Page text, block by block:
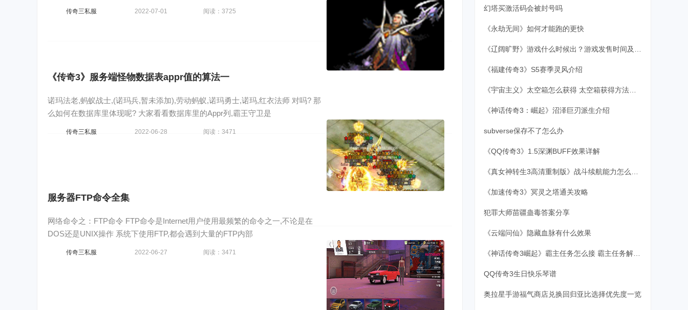
传奇三私服 2022-07-01 阅读：3725
《传奇3》服务端怪物数据表appr值的算法一
诺玛法老,蚂蚁战士,(诺玛兵,暂未添加),劳动蚂蚁,诺玛勇士,诺玛,红衣法师 对吗? 那
么如何在数据库里体现呢? 大家看看数据库里的Appr列,霸王守卫是
传奇三私服 2022-06-28 阅读：3471
服务器FTP命令全集
网络命令之：FTP命令 FTP命令是Internet用户使用最频繁的命令之一,不论是在
DOS还是UNIX操作 系统下使用FTP,都会遇到大量的FTP内部
传奇三私服 2022-06-27 阅读：3471
幻塔买激活码会被封号吗
《永劫无间》如何才能跑的更快
《福建传奇3》S5赛季灵风介绍
《宇宙主义》太空箱怎么获得 太空箱获得方法介绍
《神话传奇3：崛起》沼泽巨刃派生介绍
subverse保存不了怎么办
《QQ传奇3》1.5深渊BUFF效果详解
《加速传奇3》冥灵之塔通关攻略
犯罪大师苗疆蛊毒答案分享
《云端问仙》隐藏血脉有什么效果
《神话传奇3崛起》霸主任务怎么接 霸主任务解锁指南
QQ传奇3生日快乐琴谱
奥拉星手游福气商店兑换回归亚比选择优先度一览